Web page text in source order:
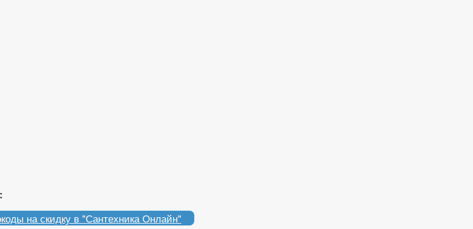
на скидку в "Сантехника Онлайн"